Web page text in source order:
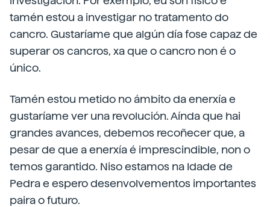
tamén estou a investigar no tratamento do
cancro. Gustaríame que algún día fose capaz de
superar os cancros, xa que o cancro non é o
único.
Tamén estou metido no ámbito da enerxía e
gustaríame ver una revolución. Aínda que hai
grandes avances, debemos recoñecer que, a
pesar de que a enerxía é imprescindible, non o
temos garantido. Niso estamos na Idade de
Pedra e espero desenvolvementos importantes
paira o futuro.